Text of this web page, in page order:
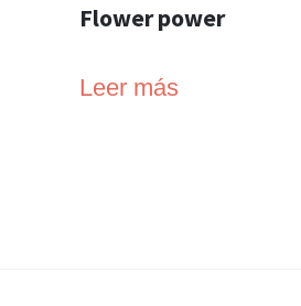
Flower power
Leer más